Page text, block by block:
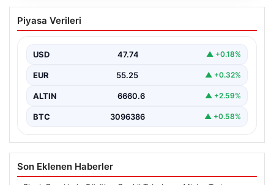
İntihar Eden Kişinin Mektubunda Ortaya
Çıkan İsimler ile Milyarlık Tefecilik
Elazığ'da, tefecilere borçlandığını belirterek yaşamına
alan…
Piyasa Verileri
USD 47.74 ▲ +0.18%
EUR 55.25 ▲ +0.32%
ALTIN 6660.6 ▲ +2.59%
BTC 3096386 ▲ +0.58%
Son Eklenen Haberler